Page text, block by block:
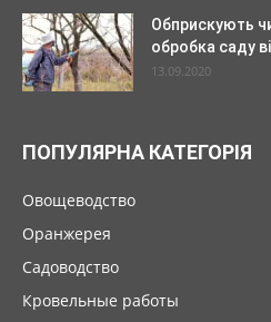
Обприскують
обробка саду
13.09.2020
ПОПУЛЯРНА КАТЕГОРІЯ
Овощеводство
Оранжерея
Садоводство
Кровельные работы